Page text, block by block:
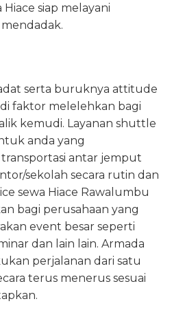
siap melayani
serta buruknya attitude
faktor melelehkan bagi
kemudi. Layanan shuttle
anda yang
antar jemput
sekolah secara rutin dan
sewa Hiace Rawalumbu
bagi perusahaan yang
event besar seperti
dan lain lain. Armada
perjalanan dari satu
terus menerus sesuai